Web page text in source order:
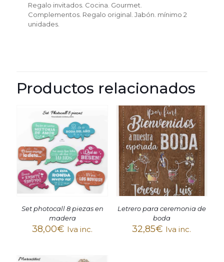
Regalo invitados. Cocina. Gourmet.
Complementos. Regalo original. Jabón. mínimo 2
unidades.
Productos relacionados
Set photocall 8 piezas en
madera
38,00€ Iva inc.
Letrero para ceremonia de
boda
32,85€ Iva inc.